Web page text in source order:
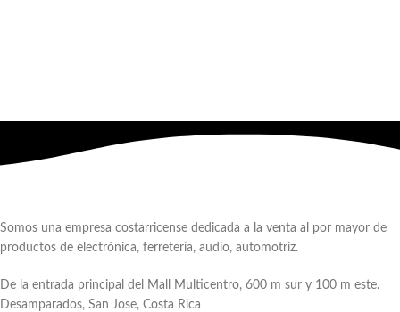
Somos una empresa costarricense dedicada a la venta al por mayor de
productos de electrónica, ferretería, audio, automotriz.
De la entrada principal del Mall Multicentro, 600 m sur y 100 m este.
Desamparados, San Jose, Costa Rica